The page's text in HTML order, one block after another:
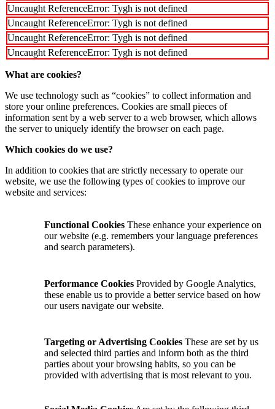
Uncaught ReferenceError: Tygh is not defined
Uncaught ReferenceError: Tygh is not defined
Uncaught ReferenceError: Tygh is not defined
Uncaught ReferenceError: Tygh is not defined
What are cookies?
We use technology such as “cookies” to collect information and
store your online preferences. Cookies are small pieces of
information sent by a web server to a web browser, which allows
the server to uniquely identify the browser on each page.
Which cookies do we use?
In addition to cookies that are strictly necessary to operate our
website, we use the following types of cookies to improve our
website and services:
Functional Cookies These enhance your experience on
our website (e.g. remembers your language preferences
and search parameters).
Performance Cookies Provided by Google Analytics,
these enable us to provide a better service based on how
our users navigate our website.
Targeting or Advertising Cookies These are set by us
and selected third parties and inform both as the third
parties about your browsing habits, so you can be
provided with advertising that is most relevant to you.